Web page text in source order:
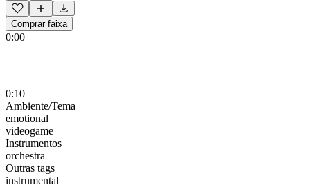
Comprar faixa
0:00
0:10
Ambiente/Tema
emotional
videogame
Instrumentos
orchestra
Outras tags
instrumental